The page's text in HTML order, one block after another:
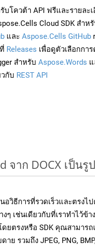
รับโควต้า API ฟรีและรายละ
Cloud SDK สำห
และ Aspose.Cells GitHub
Releases เพื่อดูตัวเลือกกา
สำหรับ Aspose.Words
กับ REST API
จาก DOCX เป็
อวิธีการที่รวดเร็วและตรงไ
ๆ เช่นเดียวกับที่เราทำไว้ข้า
ดยตรงหรือ SDK คุณสามาร
ย รวมถึง JPEG, PNG,